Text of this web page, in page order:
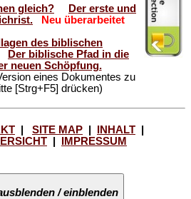
gleich?
Der erste und
Neu überarbeitet
des biblischen
Der biblische Pfad in die
neuen Schöpfung.
eines Dokumentes zu
[Strg+F5] drücken)
SITE MAP INHALT
IMPRESSUM
INFOBOX ausblenden / einblenden